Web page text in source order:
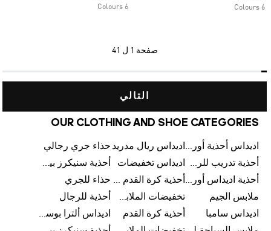
6 Colours
6 Colours
صفحة 1 ل 41
التالي
OUR CLOTHING AND SHOE CATEGORIES
اديداس أحذية أورجينالز اديداس ريال مدريد حذاء جري رجالي
أحذية تدريب للرجال
اديداس تخفيضات
أحذية سنيكرز بيضاء للرجال
أحذية اديداس أورجينال للنساء
أحذية كرة القدم للرجال حذاء للجري
ملابس الجيم
تخفيضات الملابس للأطفال
أحذية للرجال
اديداس سامبا
أحذية كرة القدم
اديداس ألترا بوست